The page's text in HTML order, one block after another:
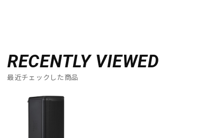
RECENTLY VIEWED
最近チェックした商品